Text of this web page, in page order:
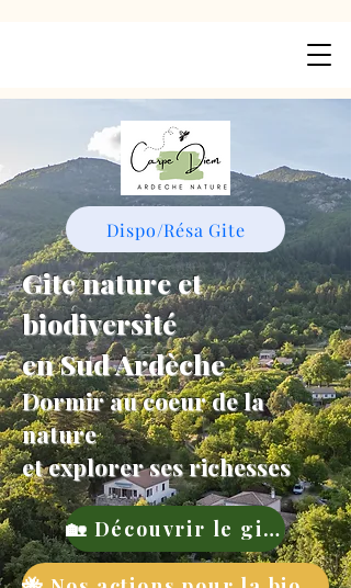
Dispo/Résa Gite
Gite nature et
biodiversité
en Sud Ardèche
Dormir au coeur de la
nature
et explorer ses richesses
🏡 Découvrir le gite